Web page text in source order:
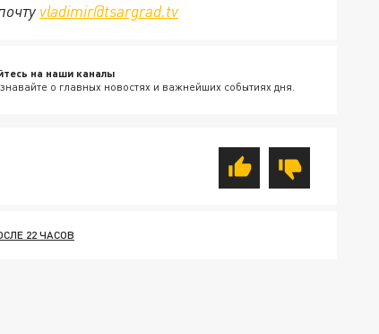
vladimir@tsargrad.tv
на наши каналы
о главных новостях и важнейших событиях дня.
22 ЧАСОВ